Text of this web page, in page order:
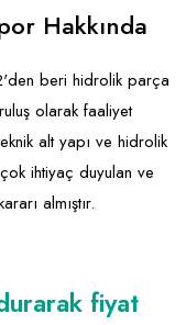
Hakkında
beri hidrolik parça
olarak faaliyet
alt yapı ve hidrolik
ihtiyaç duyulan ve
almıştır.
fiyat